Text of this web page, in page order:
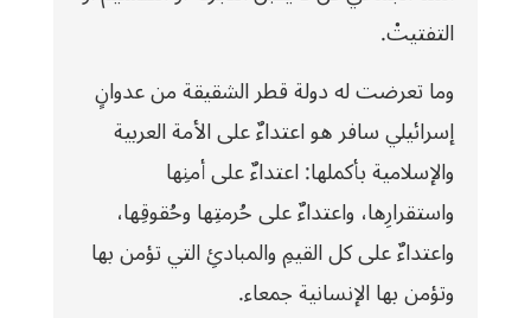
التفتيتْ.
وما تعرضت له دولة قطر الشقيقة من عدوانٍ
إسرائيلي سافر هو اعتداءٌ على الأمة العربية
والإسلامية بأكملها: اعتداءٌ على أمنِها
واستقرارِها، واعتداءٌ على حُرمتِها وحُقوقِها،
واعتداءٌ على كل القيمِ والمبادئِ التي تؤمن بها
وتؤمن بها الإنسانية جمعاء.